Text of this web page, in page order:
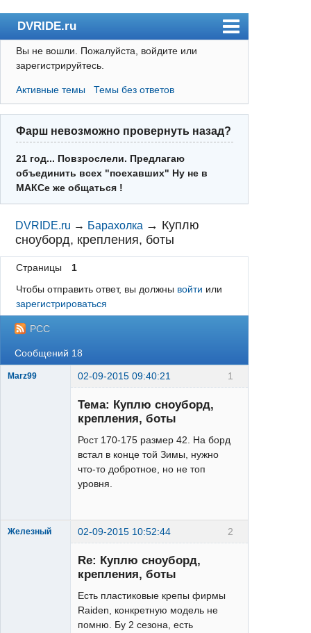
DVRIDE.ru
Форум
Пользователи
Правила
Поиск
Регистрация
Вход
Вы не вошли. Пожалуйста, войдите или
зарегистрируйтесь.
Активные темы Темы без ответов
Фарш невозможно провернуть назад?
21 год... Повзрослели. Предлагаю
объединить всех "поехавших" Ну не в
МАКСе же общаться !
DVRIDE.ru → Барахолка → Куплю
сноуборд, крепления, боты
Страницы
1
Чтобы отправить ответ, вы должны войти или
зарегистрироваться
РСС
Сообщений 18
1
Marz99 02-09-2015 09:40:21
Тема: Куплю сноуборд,
крепления, боты
Рост 170-175 размер 42. На борд
встал в конце той Зимы, нужно
что-то добротное, но не топ
уровня.
2
Железный 02-09-2015 10:52:44
Re: Куплю сноуборд,
крепления, боты
Есть пластиковые крепы фирмы
Raiden, конкретную модель не
помню. Бу 2 сезона, есть